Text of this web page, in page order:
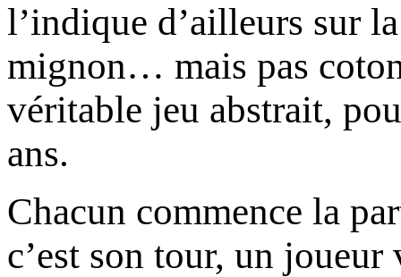
l’indique d’ailleurs sur
mignon… mais pas
véritable jeu abstrait,
ans.
Chacun commence la
c’est son tour, un